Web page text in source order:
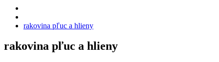
rakovina pľuc a hlieny
rakovina pľuc a hlieny